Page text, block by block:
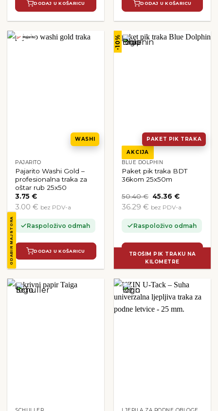
DODAJ U KOŠARICU DODAJ U KOŠARICU
ODABIR MAJSTORA
WASHI
PAJARITO
Pajarito Washi Gold –
profesionalna traka za
oštar rub 25x50
3.75€
3.00 € bez PDV-a
Raspoloživo odmah
DODAJ U KOŠARICU
-10%
PAKET PIK TRAKA
TROŠIM PIK TRAKU NA
KILOMETRE
AKCIJA
BLUE DOLPHIN
Paket pik traka BDT
36kom 25x50m
50.40€ Izvorna
bila
45.36€Trenutna
je:
36.29 € bez PDV-a
Raspoloživo odmah
DODAJ U KOŠARICU